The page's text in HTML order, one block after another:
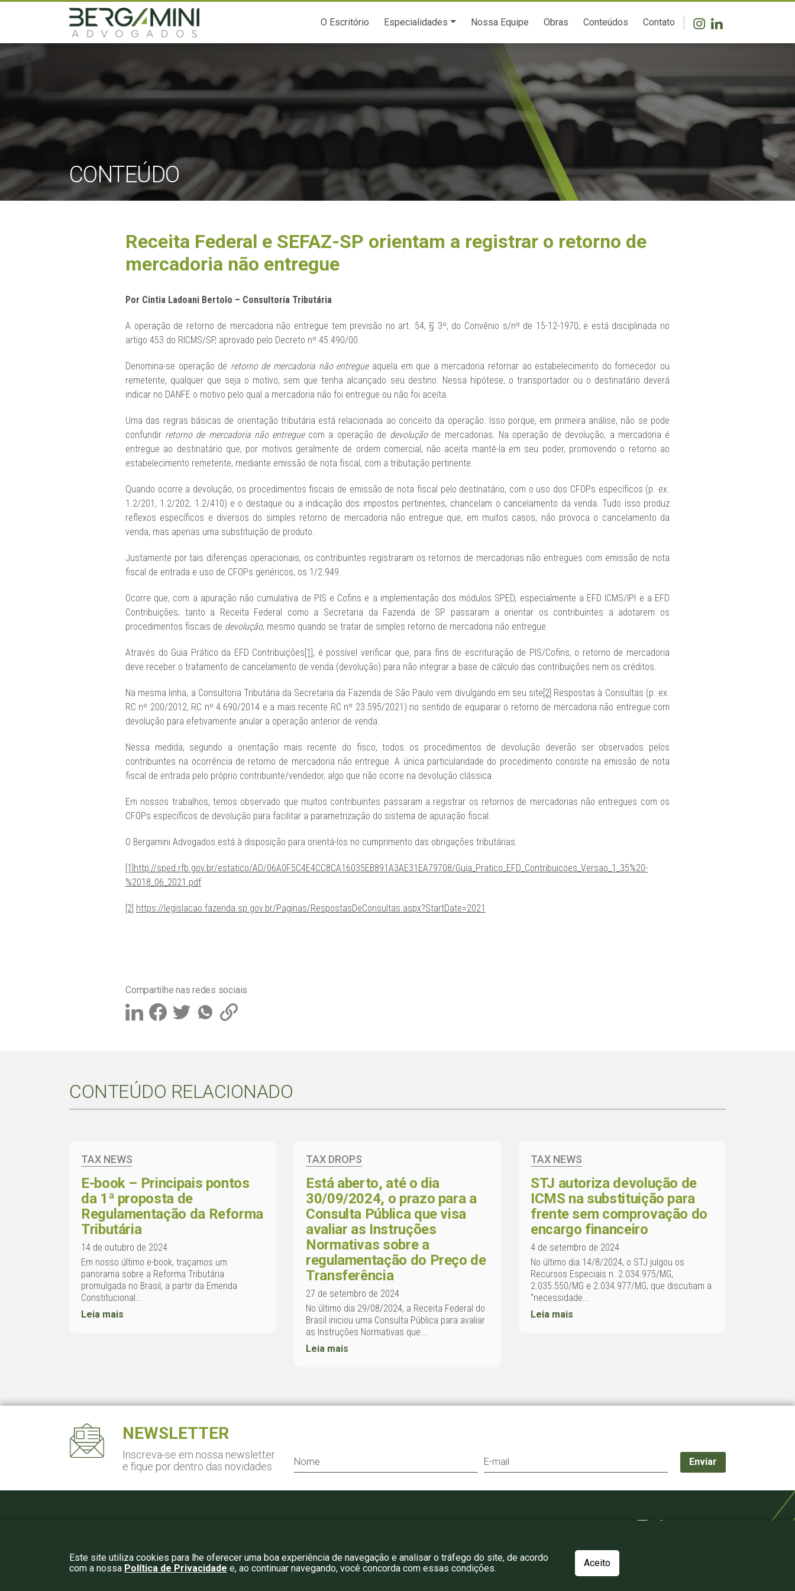
O Escritório Especialidades Nossa Equipe Obras Conteúdos Contato
CONTEÚDO
Receita Federal e SEFAZ-SP orientam a registrar o retorno de
mercadoria não entregue
Por Cintia Ladoani Bertolo – Consultoria Tributária
A operação de retorno de mercadoria não entregue tem previsão no art. 54, § 3º, do Convênio s/nº de 15-12-1970, e está disciplinada no
artigo 453 do RICMS/SP, aprovado pelo Decreto nº 45.490/00.
Denomina-se operação de retorno de mercadoria não entregueaquela em que a mercadoria retornar ao estabelecimento do fornecedor ou
remetente, qualquer que seja o motivo, sem que tenha alcançado seu destino. Nessa hipótese, o transportador ou o destinatário deverá
indicar no DANFE o motivo pelo qual a mercadoria não foi entregue ou não foi aceita.
Uma das regras básicas de orientação tributária está relacionada ao conceito da operação. Isso porque, em primeira análise, não se pode
confundir retorno de mercadoria não entreguecom a operação de devoluçãode mercadorias. Na operação de devolução, a mercadoria é
entregue ao destinatário que, por motivos geralmente de ordem comercial, não aceita mantê-la em seu poder, promovendo o retorno ao
estabelecimento remetente, mediante emissão de nota fiscal, com a tributação pertinente.
Quando ocorre a devolução, os procedimentos fiscais de emissão de nota fiscal pelo destinatário, com o uso dos CFOPs específicos (p. ex.
1.2/201, 1.2/202, 1.2/410) e o destaque ou a indicação dos impostos pertinentes, chancelam o cancelamento da venda. Tudo isso produz
reflexos específicos e diversos do simples retorno de mercadoria não entregue que, em muitos casos, não provoca o cancelamento da
venda, mas apenas uma substituição de produto.
Justamente por tais diferenças operacionais, os contribuintes registraram os retornos de mercadorias não entregues com emissão de nota
fiscal de entrada e uso de CFOPs genéricos, os 1/2.949.
Ocorre que, com a apuração não cumulativa de PIS e Cofins e a implementação dos módulos SPED, especialmente a EFD ICMS/IPI e a EFD
Contribuições, tanto a Receita Federal como a Secretaria da Fazenda de SP passaram a orientar os contribuintes a adotarem os
procedimentos fiscais de devolução, mesmo quando se tratar de simples retorno de mercadoria não entregue.
Através do Guia Prático da EFD Contribuições[1], é possível verificar que, para fins de escrituração de PIS/Cofins, o retorno de mercadoria
deve receber o tratamento de cancelamento de venda (devolução) para não integrar a base de cálculo das contribuições nem os créditos.
Na mesma linha, a Consultoria Tributária da Secretaria da Fazenda de São Paulo vem divulgando em seu site[2] Respostas à Consultas (p. ex.
RC nº 200/2012, RC nº 4.690/2014 e a mais recente RC nº 23.595/2021) no sentido de equiparar o retorno de mercadoria não entregue com
devolução para efetivamente anular a operação anterior de venda.
Nessa medida, segundo a orientação mais recente do fisco, todos os procedimentos de devolução deverão ser observados pelos
contribuintes na ocorrência de retorno de mercadoria não entregue. A única particularidade do procedimento consiste na emissão de nota
fiscal de entrada pelo próprio contribuinte/vendedor, algo que não ocorre na devolução clássica.
Em nossos trabalhos, temos observado que muitos contribuintes passaram a registrar os retornos de mercadorias não entregues com os
CFOPs específicos de devolução para facilitar a parametrização do sistema de apuração fiscal.
O Bergamini Advogados está à disposição para orientá-los no cumprimento das obrigações tributárias.
[1]http://sped.rfb.gov.br/estatico/AD/06A0F5C4E4CC8CA16035EB891A3AE31EA79708/Guia_Pratico_EFD_Contribuicoes_Versao_1_35%20-
%2018_06_2021.pdf
[2] https://legislacao.fazenda.sp.gov.br/Paginas/RespostasDeConsultas.aspx?StartDate=2021
Compartilhe nas redes sociais
CONTEÚDO RELACIONADO
TAX NEWS
E-book – Principais pontos
da 1ª proposta de
Regulamentação da Reforma
Tributária
14 de outubro de 2024
Em nosso último e-book, traçamos um
panorama sobre a Reforma Tributária
promulgada no Brasil, a partir da Emenda
Constitucional...
Leia mais
TAX DROPS
Está aberto, até o dia
30/09/2024, o prazo para a
Consulta Pública que visa
avaliar as Instruções
Normativas sobre a
regulamentação do Preço de
Transferência
27 de setembro de 2024
No último dia 29/08/2024, a Receita Federal do
Brasil iniciou uma Consulta Pública para avaliar
as Instruções Normativas que...
Leia mais
TAX NEWS
STJ autoriza devolução de
ICMS na substituição para
frente sem comprovação do
encargo financeiro
4 de setembro de 2024
No último dia 14/8/2024, o STJ julgou os
Recursos Especiais n. 2.034.975/MG,
2.035.550/MG e 2.034.977/MG, que discutiam a
“necessidade...
Leia mais
NEWSLETTER
Inscreva-se em nossa newsletter
e fique por dentro das novidades
Este site utiliza cookies para lhe oferecer uma boa experiência de navegação e analisar o tráfego do site, de acordo
com a nossa Política de Privacidade e, ao continuar navegando, você concorda com essas condições. Aceito